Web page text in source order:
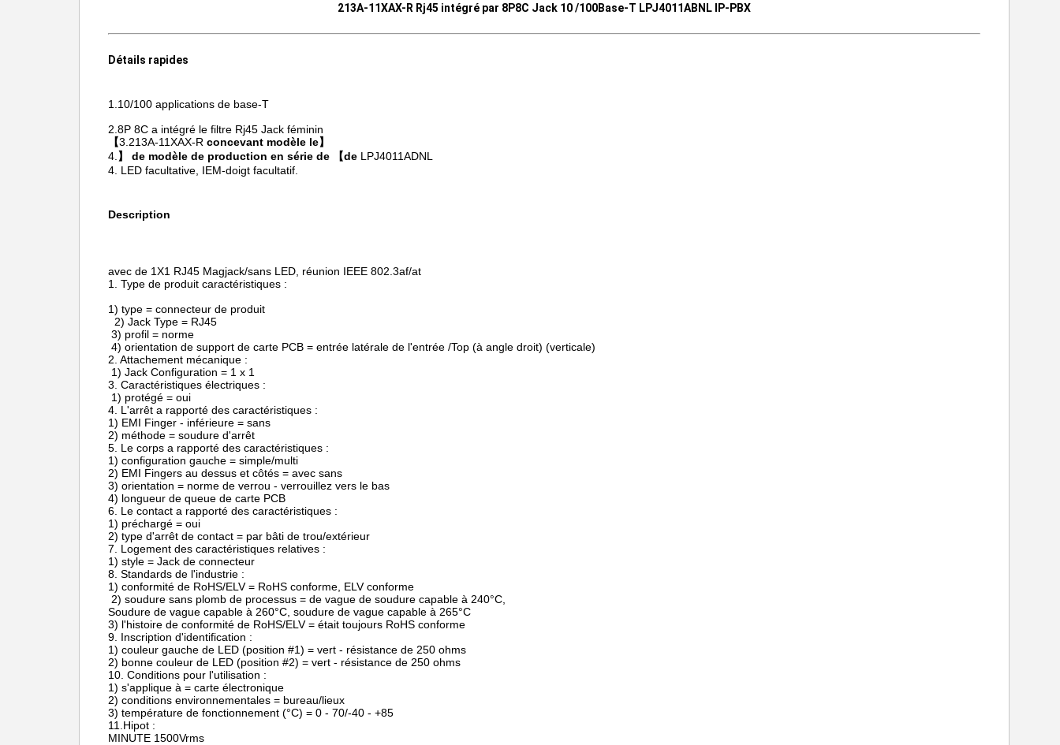
213A-11XAX-R Rj45 intégré par 8P8C Jack 10 /100Base-T LPJ4011ABNL IP-PBX
Détails rapides
1.10/100 applications de base-T
2.8P 8C a intégré le filtre Rj45 Jack féminin
【3.213A-11XAX-R concevant modèle le】
4. 】 de modèle de production en série de 【de LPJ4011ADNL
4. LED facultative, IEM-doigt facultatif.
Description
avec de 1X1 RJ45 Magjack/sans LED, réunion IEEE 802.3af/at
1. Type de produit caractéristiques :
1) type = connecteur de produit
2) Jack Type = RJ45
3) profil = norme
4) orientation de support de carte PCB = entrée latérale de l'entrée /Top (à angle droit) (verticale)
2. Attachement mécanique :
1) Jack Configuration = 1 x 1
3. Caractéristiques électriques :
1) protégé = oui
4. L'arrêt a rapporté des caractéristiques :
1) EMI Finger - inférieure = sans
2) méthode = soudure d'arrêt
5. Le corps a rapporté des caractéristiques :
1) configuration gauche = simple/multi
2) EMI Fingers au dessus et côtés = avec sans
3) orientation = norme de verrou - verrouillez vers le bas
4) longueur de queue de carte PCB
6. Le contact a rapporté des caractéristiques :
1) préchargé = oui
2) type d'arrêt de contact = par bâti de trou/extérieur
7. Logement des caractéristiques relatives :
1) style = Jack de connecteur
8. Standards de l'industrie :
1) conformité de RoHS/ELV = RoHS conforme, ELV conforme
2) soudure sans plomb de processus = de vague de soudure capable à 240°C,
Soudure de vague capable à 260°C, soudure de vague capable à 265°C
3) l'histoire de conformité de RoHS/ELV = était toujours RoHS conforme
9. Inscription d'identification :
1) couleur gauche de LED (position #1) = vert - résistance de 250 ohms
2) bonne couleur de LED (position #2) = vert - résistance de 250 ohms
10. Conditions pour l'utilisation :
1) s'applique à = carte électronique
2) conditions environnementales = bureau/lieux
3) température de fonctionnement (°C) = 0 - 70/-40 - +85
11.Hipot :
MINUTE 1500Vrms